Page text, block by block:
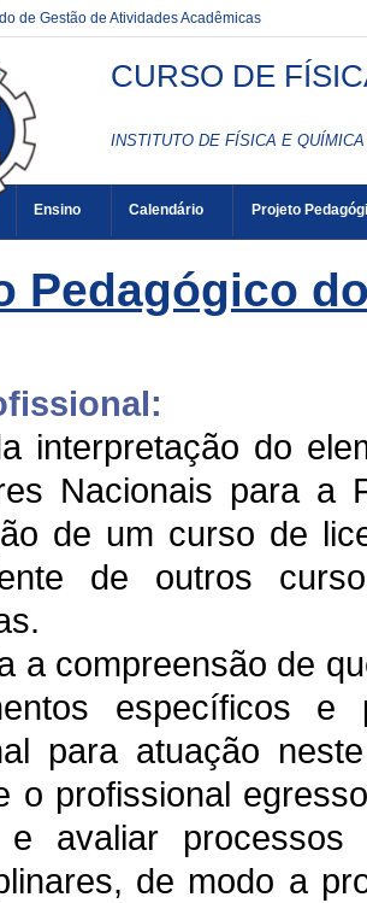
de Gestão de Atividades Acadêmicas
CURSO DE
INSTITUTO DE FÍSICA E
Ensino Calendário Projeto
Pedagógico
interpretação do
Nacionais para a
de um curso de
de outros
a compreensão de
específicos
para atuação
o profissional
e avaliar
de modo a